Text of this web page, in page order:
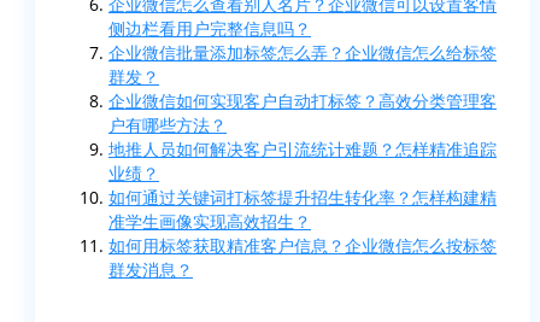
侧边栏看用户完整信息吗？
企业微信批量添加标签怎么弄？企业微信怎么给标签
群发？
企业微信如何实现客户自动打标签？高效分类管理客
户有哪些方法？
地推人员如何解决客户引流统计难题？怎样精准追踪
业绩？
如何通过关键词打标签提升招生转化率？怎样构建精
准学生画像实现高效招生？
如何用标签获取精准客户信息？企业微信怎么按标签
群发消息？